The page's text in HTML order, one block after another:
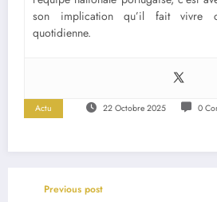
son implication qu’il fait vivre
quotidienne.
Actu 22 Octobre 2025 0
Previous post